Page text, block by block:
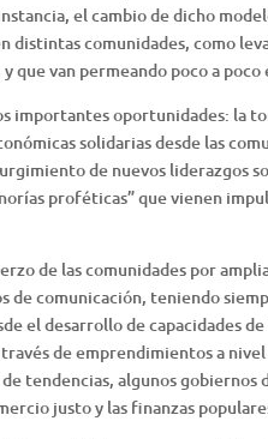
el cambio de dicho
distintas comunidades, como
que van permeando poco a
importantes oportunidades: la
solidarias desde las
de nuevos liderazgos
proféticas” que vienen
de las comunidades por
de comunicación, teniendo
el desarrollo de capacidades
de emprendimientos a
tendencias, algunos
justo y las finanzas